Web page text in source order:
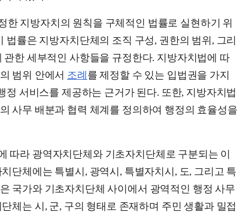
한 지방자치의 원칙을 구체적인 법률로 실현하기 위
법률은 지방자치단체의 조직 구성, 권한의 범위, 그리
관한 세부적인 사항들을 규정한다. 지방자치법에 따
범위 안에서 조례 를 제정할 수 있는 입법권을 가지
정 서비스를 제공하는 근거가 된다. 또한, 지방자치법
사무 배분과 협력 체계를 정의하여 행정의 효율성을
따라 광역자치단체와 기초자치단체로 구분되는 이
단체에는 특별시, 광역시, 특별자치시, 도, 그리고 특
국가와 기초자치단체 사이에서 광역적인 행정 사무
체는 시, 군, 구의 형태로 존재하며 주민 생활과 밀접